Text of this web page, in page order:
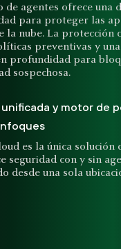
de agentes ofrece una
para proteger las
la nube. La protección
preventivas y
profundidad para
sospechosa.
y motor de
es la única solución
seguridad con y sin
desde una sola